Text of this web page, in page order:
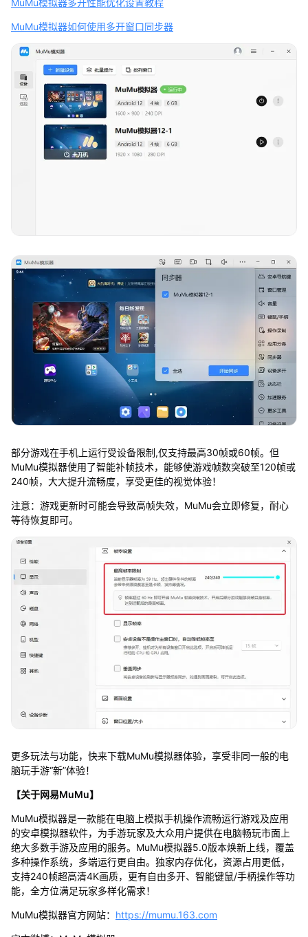
MuMu模拟器如何使用多开窗口同步器
部分游戏在手机上运行受设备限制,仅支持最高30帧或60帧。但
MuMu模拟器使用了智能补帧技术，能够使游戏帧数突破至120帧或
240帧，大大提升流畅度，享受更佳的视觉体验！
注意：游戏更新时可能会导致高帧失效，MuMu会立即修复，耐心
等待恢复即可。
更多玩法与功能，快来下载MuMu模拟器体验，享受非同一般的电
脑玩手游“新”体验！
【关于网易MuMu】
MuMu模拟器是一款能在电脑上模拟手机操作流畅运行游戏及应用
的安卓模拟器软件，为手游玩家及大众用户提供在电脑畅玩市面上
绝大多数手游及应用的服务。MuMu模拟器5.0版本焕新上线，覆盖
多种操作系统，多端运行更自由。独家内存优化，资源占用更低，
支持240帧超高清4K画质，更有自由多开、智能键鼠/手柄操作等功
能，全方位满足玩家多样化需求！
MuMu模拟器官方网站： https://mumu.163.com